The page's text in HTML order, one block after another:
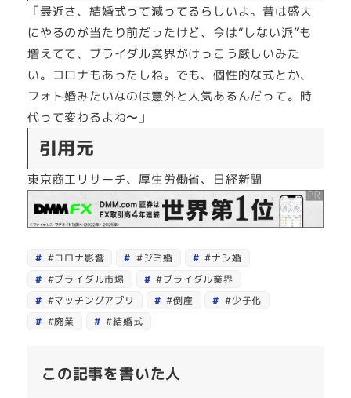
「最近さ、結婚式って減ってるらしいよ。昔は盛大
にやるのが当たり前だったけど、今は“しない派”も
増えてて、ブライダル業界がけっこう厳しいみた
い。コロナもあったしね。でも、個性的な式とか、
フォト婚みたいなのは意外と人気あるんだって。時
代って変わるよね〜」
引用元
東京商工リサーチ、厚生労働省、日経新聞
#コロナ影響 #ジミ婚
#ナシ婚
#ブライダル市場
#ブライダル業界
#マッチングアプリ
#倒産
#少子化
#廃業
#結婚式
この記事を書いた人